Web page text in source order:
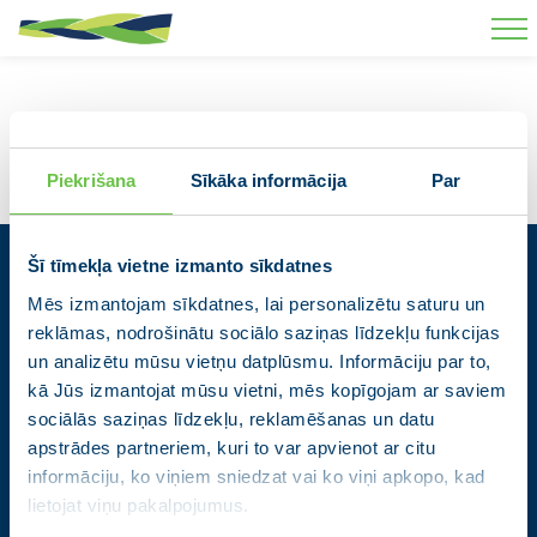
Piekrišana Sīkāka informācija Par
Šī tīmekļa vietne izmanto sīkdatnes
Mēs izmantojam sīkdatnes, lai personalizētu saturu un
reklāmas, nodrošinātu sociālo saziņas līdzekļu funkcijas
un analizētu mūsu vietņu datplūsmu. Informāciju par to,
kā Jūs izmantojat mūsu vietni, mēs kopīgojam ar saviem
sociālās saziņas līdzekļu, reklamēšanas un datu
apstrādes partneriem, kuri to var apvienot ar citu
informāciju, ko viņiem sniedzat vai ko viņi apkopo, kad
lietojat viņu pakalpojumus.
Skip to main content
Kontakti
Partiju apvienība Jaunā VIENOTĪBA
Zigfrīda Annas Meierovica bulvāris 12-3, Rīga, LV-1050
+371 67205475|sekretare@vienotiba.lv
Medijiem saziņai:informacija@vienotiba.lv
Izvēlne